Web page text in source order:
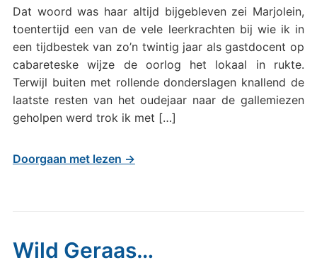
Dat woord was haar altijd bijgebleven zei Marjolein,
toentertijd een van de vele leerkrachten bij wie ik in
een tijdbestek van zo’n twintig jaar als gastdocent op
cabareteske wijze de oorlog het lokaal in rukte.
Terwijl buiten met rollende donderslagen knallend de
laatste resten van het oudejaar naar de gallemiezen
geholpen werd trok ik met […]
Doorgaan met lezen →
Wild Geraas…